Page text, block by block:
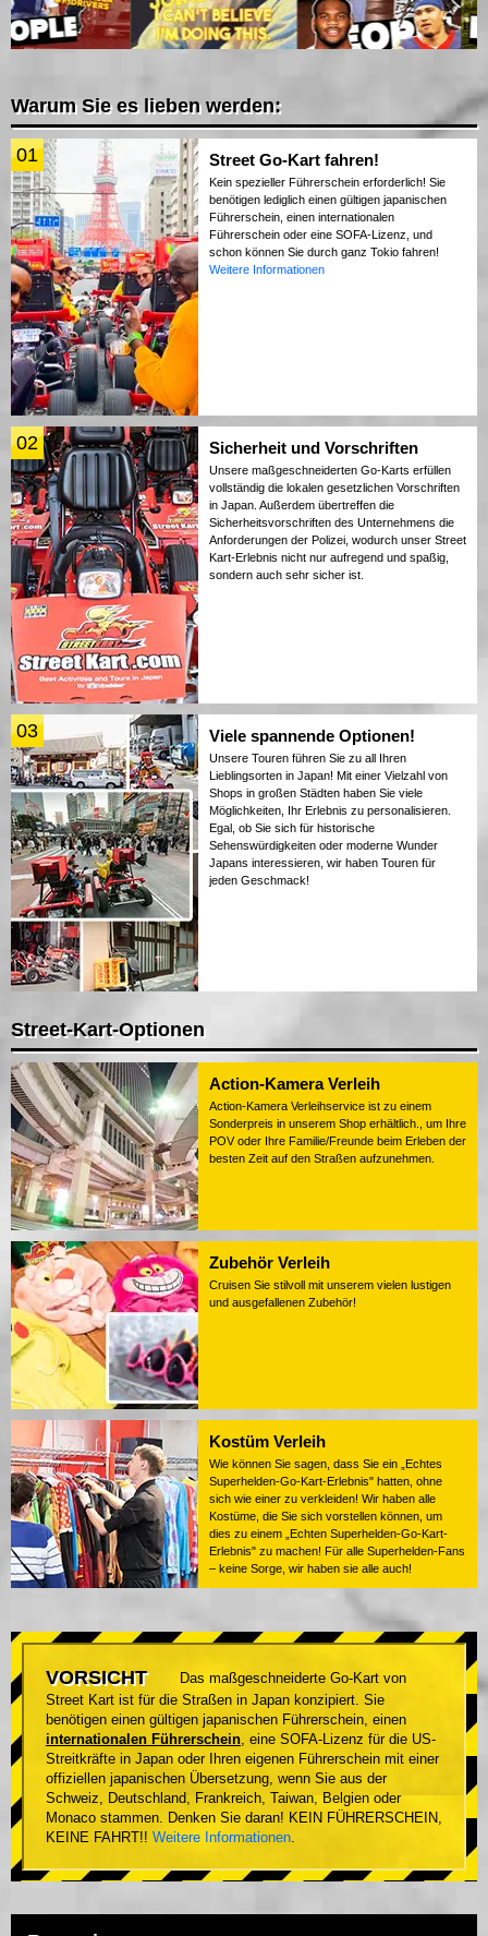
Warum Sie es lieben werden:
01 Street Go-Kart fahren!
Kein spezieller Führerschein erforderlich! Sie
benötigen lediglich einen gültigen japanischen
Führerschein, einen internationalen
Führerschein oder eine SOFA-Lizenz, und
schon können Sie durch ganz Tokio fahren!
Weitere Informationen
02 Sicherheit und Vorschriften
Unsere maßgeschneiderten Go-Karts erfüllen
vollständig die lokalen gesetzlichen Vorschriften
in Japan. Außerdem übertreffen die
Sicherheitsvorschriften des Unternehmens die
Anforderungen der Polizei, wodurch unser Street
Kart-Erlebnis nicht nur aufregend und spaßig,
sondern auch sehr sicher ist.
03 Viele spannende Optionen!
Unsere Touren führen Sie zu all Ihren
Lieblingsorten in Japan! Mit einer Vielzahl von
Shops in großen Städten haben Sie viele
Möglichkeiten, Ihr Erlebnis zu personalisieren.
Egal, ob Sie sich für historische
Sehenswürdigkeiten oder moderne Wunder
Japans interessieren, wir haben Touren für
jeden Geschmack!
Street-Kart-Optionen
Action-Kamera Verleih
Action-Kamera Verleihservice ist zu einem
Sonderpreis in unserem Shop erhältlich., um Ihre
POV oder Ihre Familie/Freunde beim Erleben der
besten Zeit auf den Straßen aufzunehmen.
Zubehör Verleih
Cruisen Sie stilvoll mit unserem vielen lustigen
und ausgefallenen Zubehör!
Kostüm Verleih
Wie können Sie sagen, dass Sie ein „Echtes
Superhelden-Go-Kart-Erlebnis" hatten, ohne
sich wie einer zu verkleiden! Wir haben alle
Kostüme, die Sie sich vorstellen können, um
dies zu einem „Echten Superhelden-Go-Kart-
Erlebnis" zu machen! Für alle Superhelden-Fans
– keine Sorge, wir haben sie alle auch!
VORSICHT
Das maßgeschneiderte Go-Kart von
Street Kart ist für die Straßen in Japan konzipiert. Sie
benötigen einen gültigen japanischen Führerschein, einen
internationalen Führerschein, eine SOFA-Lizenz für die US-
Streitkräfte in Japan oder Ihren eigenen Führerschein mit einer
offiziellen japanischen Übersetzung, wenn Sie aus der
Schweiz, Deutschland, Frankreich, Taiwan, Belgien oder
Monaco stammen. Denken Sie daran! KEIN FÜHRERSCHEIN,
KEINE FAHRT!! Weitere Informationen.